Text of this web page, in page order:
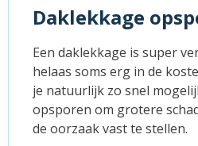
Daklekkage
Een daklekkage is super
helaas soms erg in de
je natuurlijk zo snel
opsporen om grotere
de oorzaak vast te stellen.